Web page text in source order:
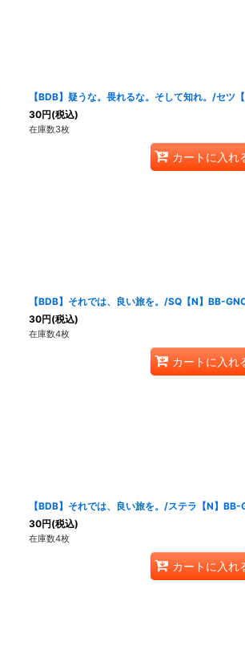
【BDB】疑うな。畏れるな。そして知れ。/セ
30円(税込)
在庫数3枚
カートに入れ
【BDB】それでは、良い旅を。/SQ【N】BB-
30円(税込)
在庫数4枚
カートに入れ
【BDB】それでは、良い旅を。/ステラ【N】
30円(税込)
在庫数4枚
カートに入れ